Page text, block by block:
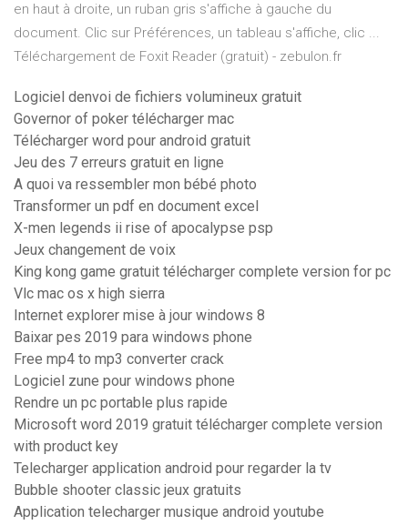
en haut à droite, un ruban gris s'affiche à gauche du
document. Clic sur Préférences, un tableau s'affiche, clic ...
Téléchargement de Foxit Reader (gratuit) - zebulon.fr
Logiciel denvoi de fichiers volumineux gratuit
Governor of poker télécharger mac
Télécharger word pour android gratuit
Jeu des 7 erreurs gratuit en ligne
A quoi va ressembler mon bébé photo
Transformer un pdf en document excel
X-men legends ii rise of apocalypse psp
Jeux changement de voix
King kong game gratuit télécharger complete version for pc
Vlc mac os x high sierra
Internet explorer mise à jour windows 8
Baixar pes 2019 para windows phone
Free mp4 to mp3 converter crack
Logiciel zune pour windows phone
Rendre un pc portable plus rapide
Microsoft word 2019 gratuit télécharger complete version
with product key
Telecharger application android pour regarder la tv
Bubble shooter classic jeux gratuits
Application telecharger musique android youtube